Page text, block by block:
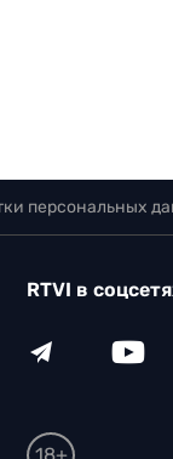
персональных
RTVI в